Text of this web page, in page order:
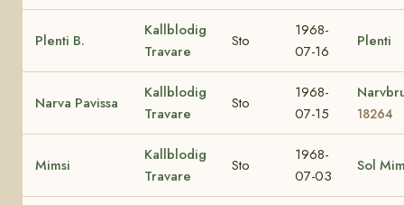
Plenti B.
Kallblodig
Travare
Sto
1968-
07-16
Plenti
Narva Pavissa
Kallblodig
Travare
Sto
1968-
07-15
18264
Mimsi
Kallblodig
Travare
Sto
1968-
07-03
Sol